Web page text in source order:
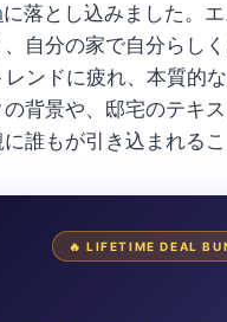
に落とし込みました。
自分の家で自分らし
ンドに疲れ、本質的な
背景や、邸宅のテキ
誰もが引き込まれるこ
🔥 LIFETIME DEAL